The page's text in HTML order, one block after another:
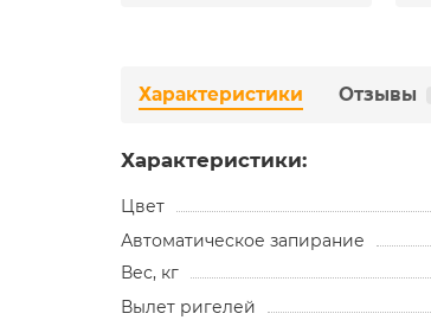
Характеристики Отзывы
Характеристики:
Цвет
Автоматическое запирание
Вес, кг
Вылет ригелей